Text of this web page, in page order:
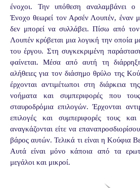
ένοχοι. Την υπόθεση αναλαμβάνει ο
Ένοχο θεωρεί τον Αρσέν Λουπέν, έναν
δεν μπορεί να συλλάβει. Πίσω από
Λουπέν κρύβεται μια λογική την οποία
του έργου. Στη συγκεκριμένη
φαίνεται. Μέσα από αυτή τη
αλήθειες για τον διάσημο θρύλο της
έρχονται αντιμέτωποι στη διάρκεια
νοήματα και συμπεριφορές που
σταυροδρόμια επιλογών. Έρχονται
επιλογές και συμπεριφορές τους
αναγκάζονται είτε να
βάρος αυτών. Τελικά τι είναι η Κούφια
Αυτά είναι μόνο κάποια από τα
μεγάλοι και μικροί.